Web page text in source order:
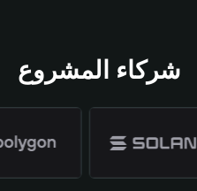
شركاء المشروع